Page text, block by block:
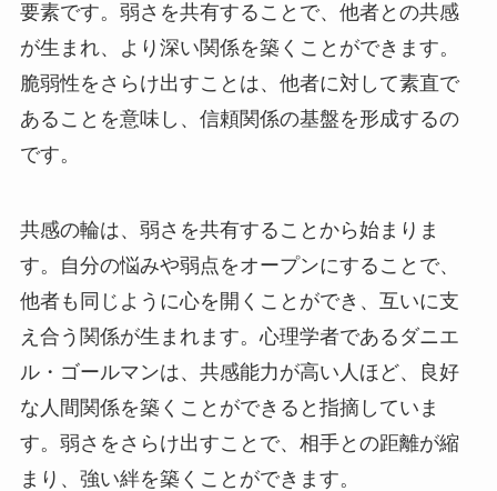
要素です。弱さを共有することで、他者との共感
が生まれ、より深い関係を築くことができます。
脆弱性をさらけ出すことは、他者に対して素直で
あることを意味し、信頼関係の基盤を形成するの
です。
共感の輪は、弱さを共有することから始まりま
す。自分の悩みや弱点をオープンにすることで、
他者も同じように心を開くことができ、互いに支
え合う関係が生まれます。心理学者であるダニエ
ル・ゴールマンは、共感能力が高い人ほど、良好
な人間関係を築くことができると指摘していま
す。弱さをさらけ出すことで、相手との距離が縮
まり、強い絆を築くことができます。